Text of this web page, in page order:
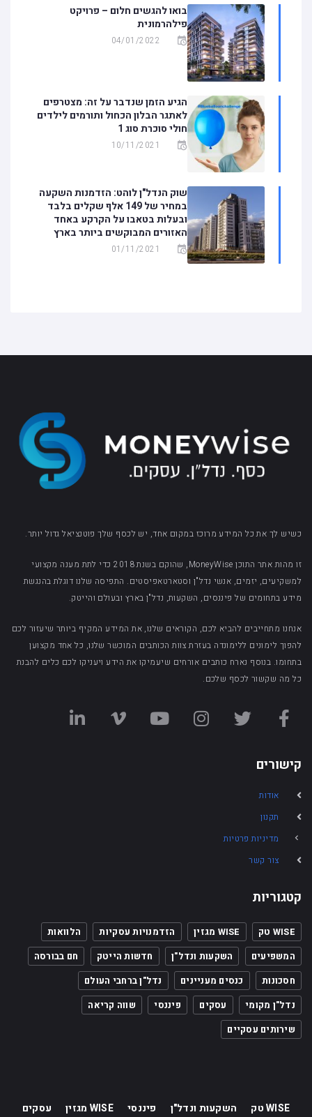
בואו להגשים חלום – פרויקט
פילהרמונית
04/01/2022
הגיע הזמן שנדבר על זה: מצטרפים
לאתגר הבלון הכחול ותורמים לילדים
חולי סוכרת סוג 1
10/11/2021
שוק הנדל"ן לוהט: הזדמנות השקעה
במחיר של 149 אלף שקלים בלבד
ובעלות בטאבו על הקרקע באחד
האזורים המבוקשים ביותר בארץ
01/11/2021
כשיש לך את כל המידע מרוכז במקום אחד, יש לכסף שלך פוטנציאל גדול יותר.
זו מהות אתר התוכן MoneyWise, שהוקם בשנת 2018 כדי לתת מענה מקצועי
למשקיעים, יזמים, אנשי נדל"ן וסטארטאפיסטים. התפיסה שלנו דוגלת בהנגשת
מידע בתחומים של פיננסים, השקעות, נדל"ן בארץ ובעולם והייטק.
אנחנו מתחייבים להביא לכם, הקוראים שלנו, את המידע המקיף ביותר שיעזור לכם
להפוך לימונים ללימונדה בעזרת צוות הכותבים המוכשר שלנו, כל אחד מקצוען
בתחומו. בנוסף נארח כותבים אורחים שיעמיקו את הידע ויעניקו לכם כלים להבנת
כל מה שקשור לכסף שלכם.
קישורים
אודות
תקנון
מדיניות פרטיות
צור קשר
קטגוריות
WISE טק WISE מגזין הזדמנויות עסקיות
הלוואות
המשפיעים
השקעות ונדל"ן חדשות הייטק
חם בבורסה
חסכונות
כנסים מעניינים
נדל"ן ברחבי העולם
נדל"ן מקומי
עסקים פיננסי
שווה קריאה
שירותים עסקיים
WISE טק השקעות ונדל"ן פיננסי WISE מגזין עסקים